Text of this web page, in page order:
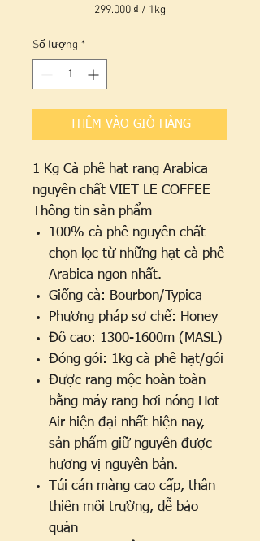
299.000 ₫ / 1kg
gam
Số lượng *
THÊM VÀO GIỎ HÀNG
1 Kg Cà phê hạt rang Arabica
nguyên chất VIET LE COFFEE
Thông tin sản phẩm
100% cà phê nguyên chất
chọn lọc từ những hạt cà phê
Arabica ngon nhất.
Giống cà: Bourbon/Typica
Phương pháp sơ chế: Honey
Độ cao: 1300-1600m (MASL)
Đóng gói: 1kg cà phê hạt/gói
Được rang mộc hoàn toàn
bằng máy rang hơi nóng Hot
Air hiện đại nhất hiện nay,
sản phẩm giữ nguyên được
hương vị nguyên bản.
Túi cán màng cao cấp, thân
thiện môi trường, dễ bảo
quản